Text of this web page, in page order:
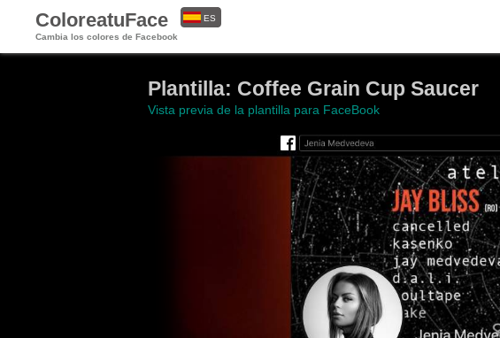
ColoreatuFace
Cambia los colores de Facebook
ES
Plantilla: Coffee Grain Cup Saucer
Vista previa de la plantilla para FaceBook